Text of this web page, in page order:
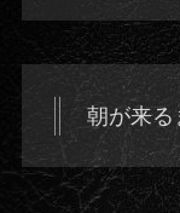
朝が来る